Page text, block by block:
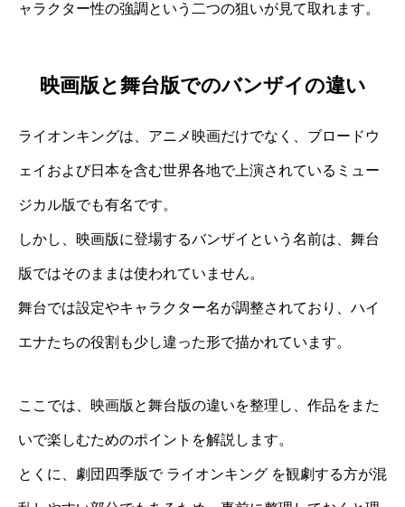
ャラクター性の強調という二つの狙いが見て取れます。
映画版と舞台版でのバンザイの違い
ライオンキングは、アニメ映画だけでなく、ブロードウ
ェイおよび日本を含む世界各地で上演されているミュー
ジカル版でも有名です。
しかし、映画版に登場するバンザイという名前は、舞台
版ではそのままは使われていません。
舞台では設定やキャラクター名が調整されており、ハイ
エナたちの役割も少し違った形で描かれています。
ここでは、映画版と舞台版の違いを整理し、作品をまた
いで楽しむためのポイントを解説します。
とくに、劇団四季版で ライオンキング を観劇する方が混